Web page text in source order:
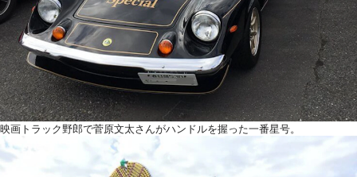
映画トラック野郎で菅原文太さんがハンドルを握った一番星号。